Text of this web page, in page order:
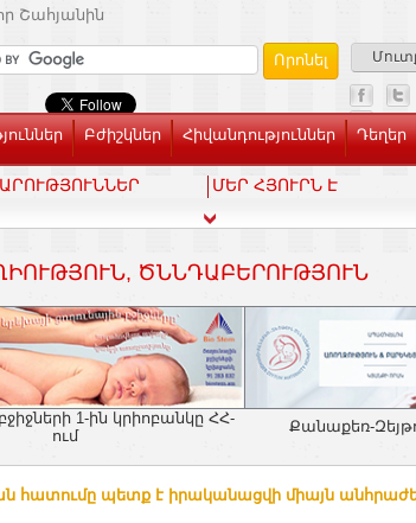
Շահյանին
Բժիշկներ Հիվանդություններ Դեղեր
ՄԵՐ ՀՅՈՒՐՆ Է
ԾՆՆԴԱԲԵՐՈՒԹՅՈՒՆ
1-ին կրիոբանկը ՀՀ-
ում
Քանաքեռ-
հատումը պետք է իրականացվի միայն